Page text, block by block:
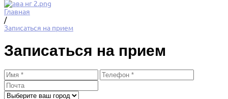
Главная
/
Записаться на прием
Записаться на прием